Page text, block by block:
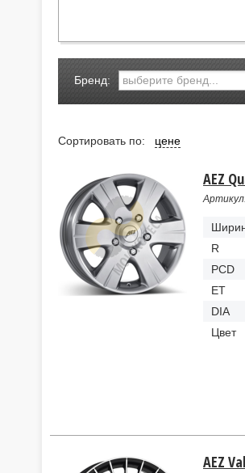
Бренд:
Сортировать по: цене
AEZ
R
PCD
ET
DIA
Цвет
AEZ